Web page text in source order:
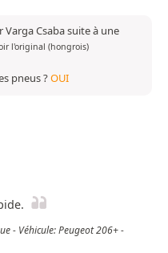
Csaba suite à une
l'original (hongrois)
pneus ?OUI
- Véhicule: Peugeot 206+ -